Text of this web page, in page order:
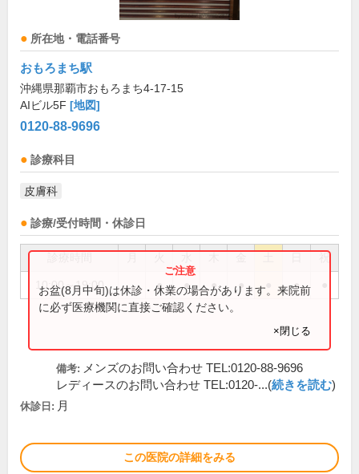
所在地・電話番号
おもろまち駅
沖縄県那覇市おもろまち4-17-15
AIビル5F [地図]
0120-88-9696
診療科目
皮膚科
診療/受付時間・休診日
祝
10:00～19:00 ● ● ● ● ●
お盆(8月中旬)は休診・休業の場合があります。来院前
に必ず医療機関に直接ご確認ください。
×閉じる
備考: メンズのお問い合わせ TEL:0120-88-9696
レディースのお問い合わせ TEL:0120-...(続きを読む)
休診日: 月
この医院の詳細をみる